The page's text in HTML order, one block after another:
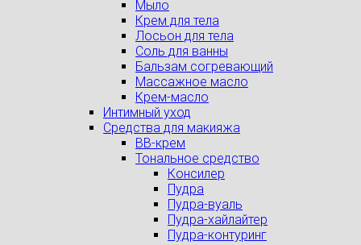
Мыло
Крем для тела
Лосьон для тела
Соль для ванны
Бальзам согревающий
Массажное масло
Крем-масло
Интимный уход
Средства для макияжа
BB-крем
Тональное средство
Консилер
Пудра
Пудра-вуаль
Пудра-хайлайтер
Пудра-контуринг